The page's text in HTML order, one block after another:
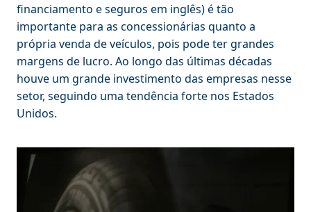
financiamento e seguros em inglês) é tão
importante para as concessionárias quanto a
própria venda de veículos, pois pode ter grandes
margens de lucro. Ao longo das últimas décadas
houve um grande investimento das empresas nesse
setor, seguindo uma tendência forte nos Estados
Unidos.